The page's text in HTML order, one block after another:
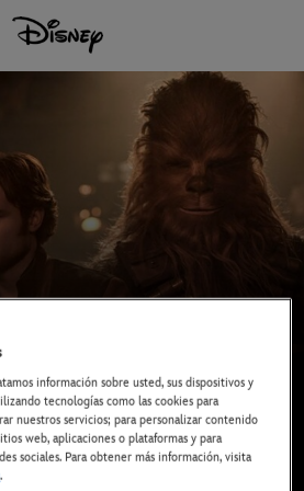
información sobre usted, sus dispositivos y
tecnologías como las cookies para
nuestros servicios; para personalizar contenido
web, aplicaciones o plataformas y para
sociales. Para obtener más información, visita
.